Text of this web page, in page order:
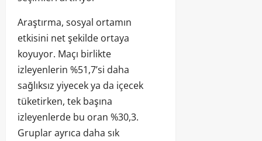
Araştırma, sosyal ortamın
etkisini net şekilde ortaya
koyuyor. Maçı birlikte
izleyenlerin %51,7’si daha
sağlıksız yiyecek ya da içecek
tüketirken, tek başına
izleyenlerde bu oran %30,3.
Gruplar ayrıca daha sık